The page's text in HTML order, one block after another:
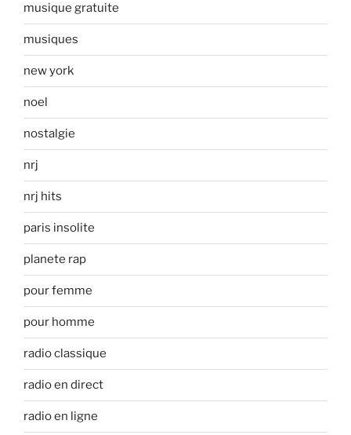
musique gratuite
musiques
new york
noel
nostalgie
nrj
nrj hits
paris insolite
planete rap
pour femme
pour homme
radio classique
radio en direct
radio en ligne